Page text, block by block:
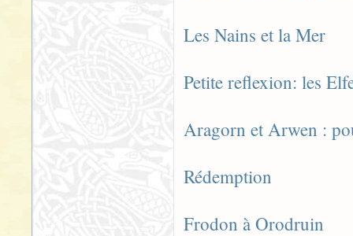
Les Nains et la Mer
Petite reflexion: les
Aragorn et Arwen :
Rédemption
Frodon à Orodruin